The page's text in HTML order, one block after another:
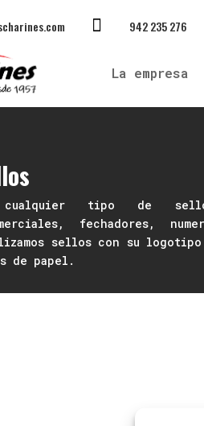
 942 235 276
La empresa
cualquier tipo de
fechadores,
sellos con su
de papel.